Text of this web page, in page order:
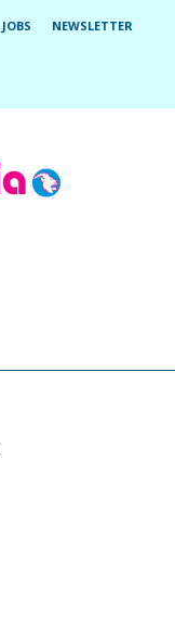
JOBS
NEWSLETTER